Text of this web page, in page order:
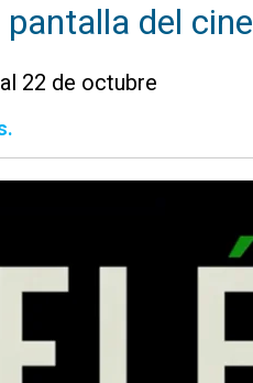
pantalla del
22 de octubre